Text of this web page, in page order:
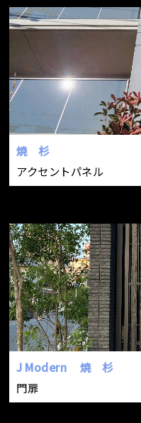
exteriorinterior
[taste]
・
・
natural
[item]
・fence
[design] ・ryusei
・taki
no ito
・
komorebi
・jurin
ha
yakisugi
焼 杉
アクセントパネル
J Modern
焼 杉
門扉